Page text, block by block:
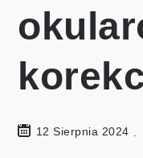
12 Sierpnia 2024